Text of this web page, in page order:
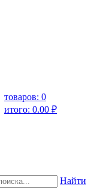
товаров: 0
итого: 0.00 ₽
Найти